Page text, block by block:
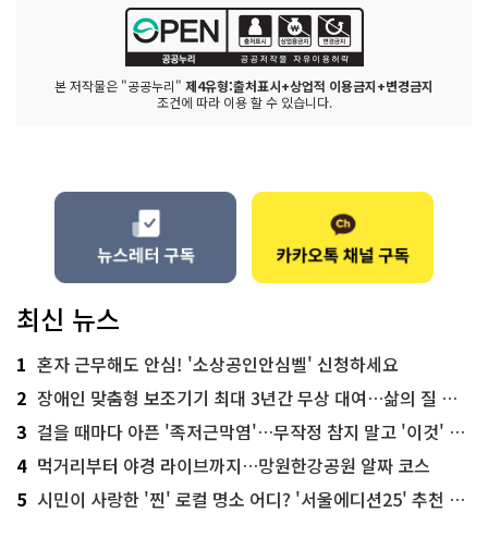
본 저작물은 "공공누리" 제4유형:출처표시+상업적 이용금지+변경금지
조건에 따라 이용 할 수 있습니다.
최신 뉴스
1 혼자 근무해도 안심! '소상공인안심벨' 신청하세요
2 장애인 맞춤형 보조기기 최대 3년간 무상 대여…삶의 질 높인다
3 걸을 때마다 아픈 '족저근막염'…무작정 참지 말고 '이것' 해보세요!
4 먹거리부터 야경 라이브까지…망원한강공원 알짜 코스
5 시민이 사랑한 '찐' 로컬 명소 어디? '서울에디션25' 추천 코스